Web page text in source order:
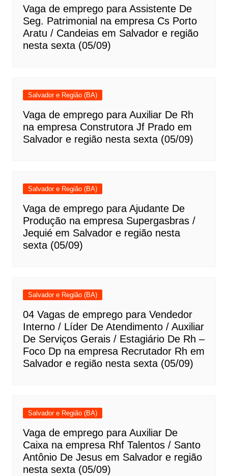
Vaga de emprego para Assistente De
Seg. Patrimonial na empresa Cs Porto
Aratu / Candeias em Salvador e região
nesta sexta (05/09)
Salvador e Região (BA)
Vaga de emprego para Auxiliar De Rh
na empresa Construtora Jf Prado em
Salvador e região nesta sexta (05/09)
Salvador e Região (BA)
Vaga de emprego para Ajudante De
Produção na empresa Supergasbras /
Jequié em Salvador e região nesta
sexta (05/09)
Salvador e Região (BA)
04 Vagas de emprego para Vendedor
Interno / Líder De Atendimento / Auxiliar
De Serviços Gerais / Estagiário De Rh –
Foco Dp na empresa Recrutador Rh em
Salvador e região nesta sexta (05/09)
Salvador e Região (BA)
Vaga de emprego para Auxiliar De
Caixa na empresa Rhf Talentos / Santo
Antônio De Jesus em Salvador e região
nesta sexta (05/09)